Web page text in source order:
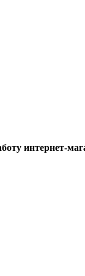
интернет-